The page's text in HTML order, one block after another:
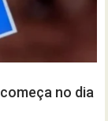
no dia